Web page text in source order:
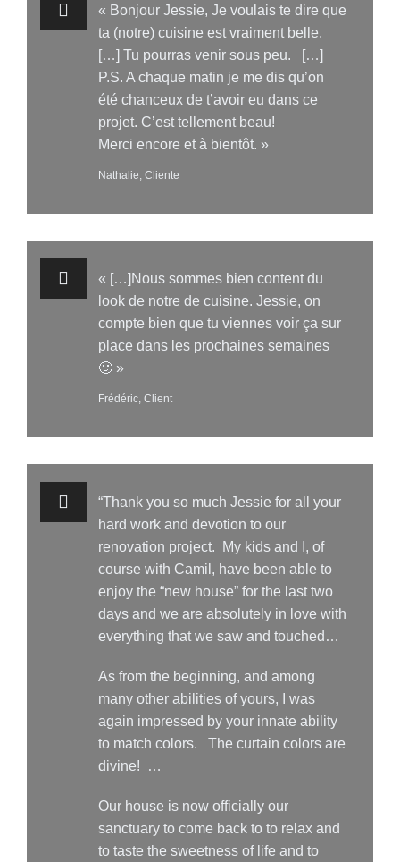
« Bonjour Jessie, Je voulais te dire que
ta (notre) cuisine est vraiment belle.
[…] Tu pourras venir sous peu. […]
P.S. A chaque matin je me dis qu’on
été chanceux de t’avoir eu dans ce
projet. C’est tellement beau!
Merci encore et à bientôt. »
Nathalie, Cliente
« […]Nous sommes bien content du
look de notre de cuisine. Jessie, on
compte bien que tu viennes voir ça sur
place dans les prochaines semaines
🙂 »
Frédéric, Client
“Thank you so much Jessie for all your
hard work and devotion to our
renovation project. My kids and I, of
course with Camil, have been able to
enjoy the “new house” for the last two
days and we are absolutely in love with
everything that we saw and touched…
As from the beginning, and among
many other abilities of yours, I was
again impressed by your innate ability
to match colors. The curtain colors are
divine! …
Our house is now officially our
sanctuary to come back to to relax and
to taste the sweetness of life and to